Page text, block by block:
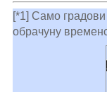
[*1] Само
обрачуну